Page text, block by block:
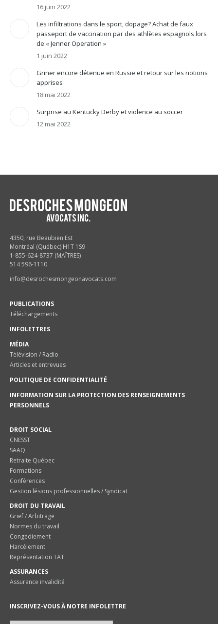
16 juin 2022
Les infiltrations dans le sport, dopage? Achat de faux
passeport de vaccination par des athlètes espagnols lors
de « Jenner Operation »
1 juin 2022
Griner encore détenue en Russie et retour sur les notions
apprises
18 mai 2022
Surprise au Kentucky Derby et violence au soccer
12 mai 2022
4350, rue Beaubien Est
Montréal (Québec) H1T 1S9
1-855-624-8737 (MAÎTRES)
514 596-1110
info@desrochesmongeonavocats.com
PUBLICATIONS
Téléchargements
INFOLETTRES
MÉDIA
Télévision / Radio
Articles et entrevues
POLITIQUE DE CONFIDENTIALITÉ
INFORMATION SUR LA PROTECTION DES RENSEIGNEMENTS
PERSONNELS
DROIT SOCIAL
CNESST
SAAQ
Retraite Québec
Formations
Conférences
Gestion lésions professionnelles / Syndicat
DROIT DU TRAVAIL
Grief / Arbitrage
Normes du travail
Congédiement
Harcèlement
Représentation TAT
ASSURANCES
Assurance invalidité
INSCRIVEZ-VOUS À NOTRE INFOLETTRE